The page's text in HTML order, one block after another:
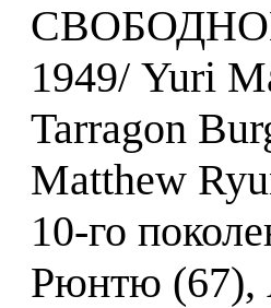
1949/ Yuri
Tarragon
Matthew
10-го
Рюнтю (67),